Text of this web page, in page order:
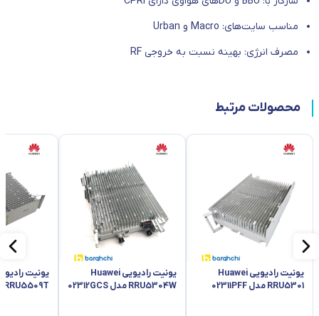
مناسب سایت‌های: Macro و Urban
مصرف انرژی: بهینه نسبت به خروجی RF
محصولات مرتبط
یونیت رادیویی Huawei
RRU5301 مدل 02311PFF
یونیت رادیویی Huawei
RRU5304W مدل 02312GCS
RRU5509T مدل 02312GEB